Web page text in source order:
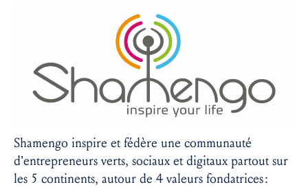
Shamengo inspire et fédère une communauté
d’entrepreneurs verts, sociaux et digitaux partout sur
les 5 continents, autour de 4 valeurs fondatrices :